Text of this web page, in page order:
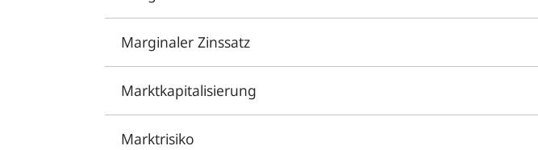
Marginaler Zinssatz
Marktkapitalisierung
Marktrisiko